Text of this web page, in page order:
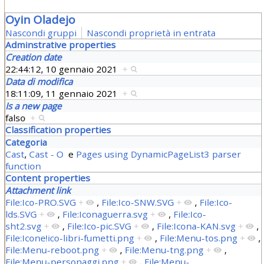
Oyin Oladejo
Nascondi gruppi
Nascondi proprietà in entrata
Adminstrative properties
Creation date
22:44:12, 10 gennaio 2021 +
Data di modifica
18:11:09, 11 gennaio 2021 +
Is a new page
falso +
Classification properties
Categoria
Cast, Cast - O e Pages using DynamicPageList3 parser
function
Content properties
Attachment link
File:Ico-PRO.SVG + , File:Ico-SNW.SVG + , File:Ico-
lds.SVG + , File:Iconaguerra.svg + , File:Ico-
sht2.svg + , File:Ico-pic.SVG + , File:Icona-KAN.svg +
,
File:Icone!ico-libri-fumetti.png + , File:Menu-tos.png +
,
File:Menu-reboot.png + , File:Menu-tng.png +
,
File:Menu-personaggi.png + , File:Menu-